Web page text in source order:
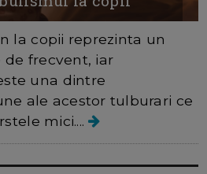
la copii reprezinta un
frecvent, iar
una dintre
ale acestor tulburari ce
mici....